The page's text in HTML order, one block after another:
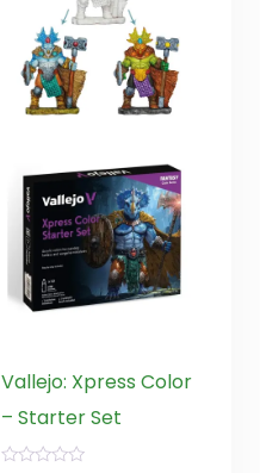
Vallejo: Xpress Color
– Starter Set